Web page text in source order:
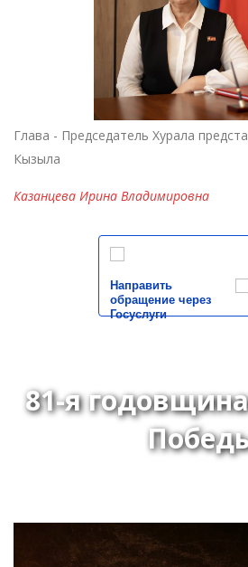
Глава - Председатель Хурала
Кызыла
Казанцева Ирина Владимировна
Направить
обращение через
Госуслуги
81-я